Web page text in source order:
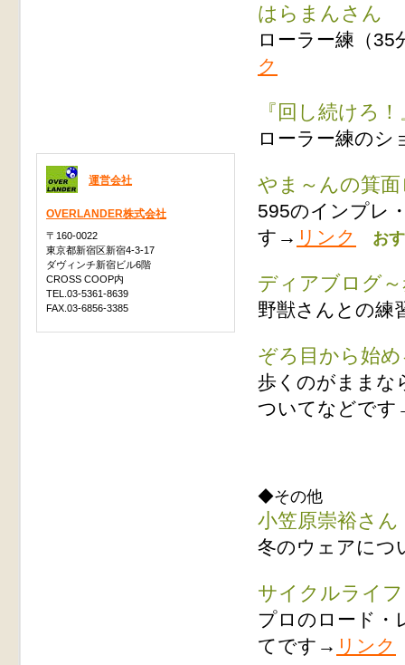
はらまんさん
ローラー練（
ク
『回し続けろ
ローラー練の
やま～んの箕
595のインプレ
す→ リンク おす
ディアブログ
野獣さんとの練
ぞろ目から始
歩くのがままな
ついてなどで
◆その他
小笠原崇裕さん
冬のウェアに
サイクルライ
プロのロード・
てです→ リンク
運営会社
OVERLANDER株式会社
〒160-0022
東京都新宿区新宿4-3-17
ダヴィンチ新宿ビル6階
CROSS COOP内
TEL.03-5361-8639
FAX.03-6856-3385